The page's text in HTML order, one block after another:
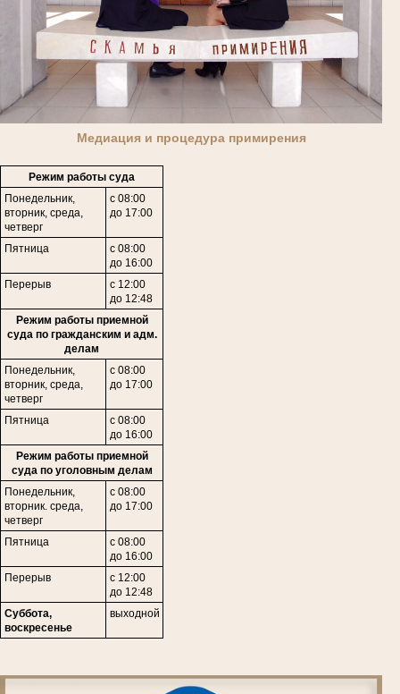
Медиация и процедура примирения
Режим работы суда
Понедельник,
вторник, среда,
четверг
с 08:00
до 17:00
Пятница
с 08:00
до 16:00
Перерыв
с 12:00
до 12:48
Режим работы приемной
суда по гражданским и адм.
делам
Понедельник,
вторник, среда,
четверг
с 08:00
до 17:00
Пятница
с 08:00
до 16:00
Режим работы приемной
суда по уголовным делам
Понедельник,
вторник. среда,
четверг
с 08:00
до 17:00
Пятница
с 08:00
до 16:00
Перерыв
с 12:00
до 12:48
Суббота,
воскресенье
выходной